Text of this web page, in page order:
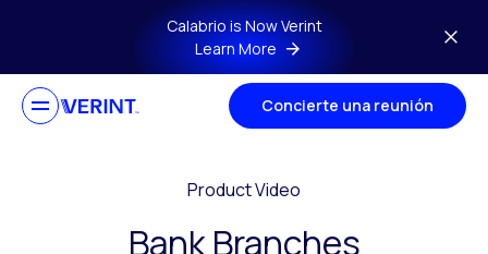
Skip to main contentCalabrio is Now Verint
Learn More
Concierte una reunión
Product Video
Bank Branches